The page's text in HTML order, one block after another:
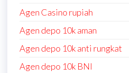
Agen Casino rupiah
Agen depo 10k aman
Agen depo 10k anti rungkat
Agen depo 10k BNI